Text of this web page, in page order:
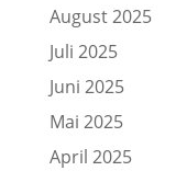
August 2025
Juli 2025
Juni 2025
Mai 2025
April 2025